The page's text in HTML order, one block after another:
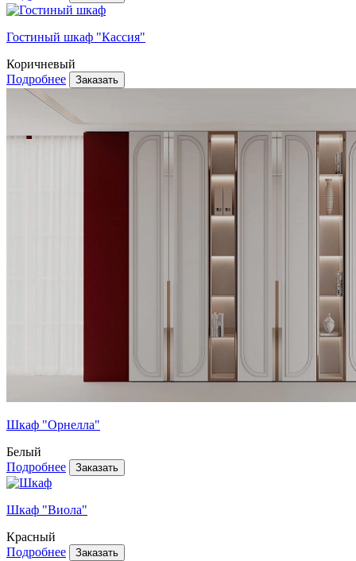
Гостиный шкаф "Кассия"
Коричневый
Подробнее
Шкаф "Орнелла"
Белый
Подробнее
Шкаф "Виола"
Красный
Подробнее